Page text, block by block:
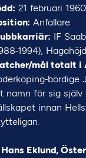
21 februari 1960
Anfallare
IF
1994),
mål totalt i
bördige
namn för sig själv
innan
Hans Eklund,